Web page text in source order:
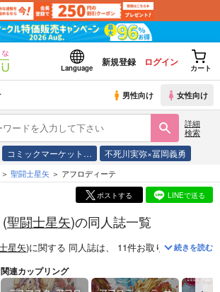
Language
新規登録 ログイン
カート
男性向け 女性向け
詳細
検索
コミックマーケット… 不死川実弥×冨岡義勇
聖闘士星矢 アフロディーテ
ポストする LINEで送る
聖闘士星矢)の同人誌一覧
星矢)に関する 同人誌は、 11件お取り扱いがござ
続きを読む
関連カップリング